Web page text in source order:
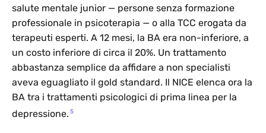
salute mentale junior — persone senza formazione
professionale in psicoterapia — o alla TCC erogata da
terapeuti esperti. A 12 mesi, la BA era non-inferiore, a
un costo inferiore di circa il 20%. Un trattamento
abbastanza semplice da affidare a non specialisti
aveva eguagliato il gold standard. Il NICE elenca ora la
BA tra i trattamenti psicologici di prima linea per la
depressione. 5